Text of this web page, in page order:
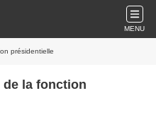
MENU
présidentielle
de la fonction